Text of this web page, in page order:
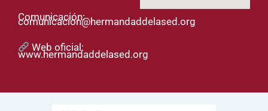
Comunicación:
comunicacion@hermandaddelased.org
Web oficial:
www.hermandaddelased.org